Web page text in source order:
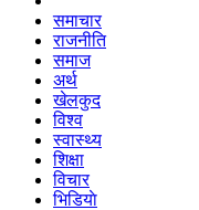
समाचार
राजनीति
समाज
अर्थ
खेलकुद
विश्व
स्वास्थ्य
शिक्षा
विचार
भिडियाे